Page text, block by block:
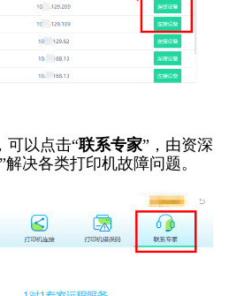
可以点击“联系专家”，由资深
决各类打印机故障问题。